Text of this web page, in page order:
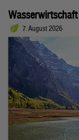
7. August 2026